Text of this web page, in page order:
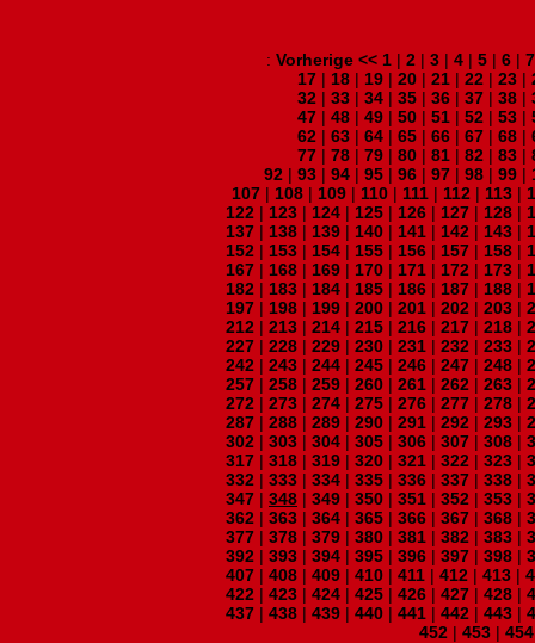
: Vorherige << 1 | 2 | 3 | 4 | 5 | 6 | 7
17 | 18 | 19 | 20 | 21 | 22 | 23 |
32 | 33 | 34 | 35 | 36 | 37 | 38 |
47 | 48 | 49 | 50 | 51 | 52 | 53 |
62 | 63 | 64 | 65 | 66 | 67 | 68 |
77 | 78 | 79 | 80 | 81 | 82 | 83 |
92 | 93 | 94 | 95 | 96 | 97 | 98 | 99 |
107 | 108 | 109 | 110 | 111 | 112 | 113 |
122 | 123 | 124 | 125 | 126 | 127 | 128 |
137 | 138 | 139 | 140 | 141 | 142 | 143 |
152 | 153 | 154 | 155 | 156 | 157 | 158 |
167 | 168 | 169 | 170 | 171 | 172 | 173 |
182 | 183 | 184 | 185 | 186 | 187 | 188 |
197 | 198 | 199 |200 |201 |202 |203 |
212 | 213 | 214 | 215 | 216 | 217 | 218 |
227 | 228 | 229 | 230 | 231 | 232 | 233 |
242 | 243 | 244 | 245 | 246 | 247 | 248 |
257 | 258 | 259 | 260 | 261 | 262 | 263 |
272 | 273 | 274 | 275 | 276 | 277 | 278 |
287 | 288 | 289 | 290 | 291 | 292 | 293 |
302 |303 |304 |305 |306 |307 |308 |
317 | 318 | 319 | 320 | 321 | 322 | 323 |
332 | 333 | 334 | 335 | 336 | 337 | 338 |
347 | 348 | 349 | 350 | 351 | 352 | 353 |
362 | 363 | 364 | 365 | 366 | 367 | 368 |
377 | 378 | 379 | 380 | 381 | 382 | 383 |
392 | 393 | 394 | 395 | 396 | 397 | 398 |
407 |408 |409 |410 |411 |412 |413 |
422 | 423 | 424 | 425 | 426 | 427 | 428 |
437 | 438 | 439 | 440 | 441 | 442 | 443 |
452 | 453 | 454